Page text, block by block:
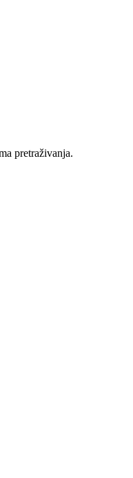
pretraživanja.